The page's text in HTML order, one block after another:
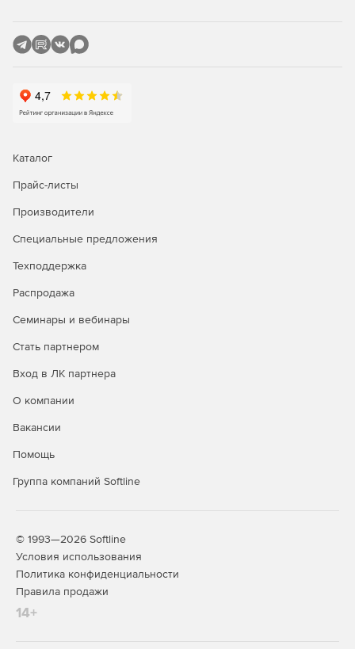
Каталог
Прайс-листы
Производители
Специальные предложения
Техподдержка
Распродажа
Семинары и вебинары
Стать партнером
Вход в ЛК партнера
О компании
Вакансии
Помощь
Группа компаний Softline
© 1993—2026 Softline
Условия использования
Политика конфиденциальности
Правила продажи
14+